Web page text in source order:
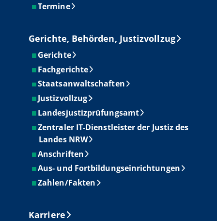
Termine
Gerichte, Behörden, Justizvollzug
Gerichte
Fachgerichte
Staatsanwaltschaften
Justizvollzug
Landesjustizprüfungsamt
Zentraler IT-Dienstleister der Justiz des
Landes NRW
Anschriften
Aus- und Fortbildungseinrichtungen
Zahlen/Fakten
Karriere